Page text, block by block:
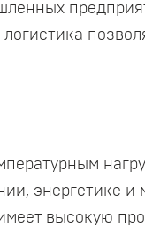
энергетике и
высокую